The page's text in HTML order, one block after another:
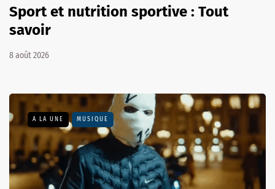
Sport et nutrition sportive : Tout
savoir
8 août 2026
A LA UNE MUSIQUE